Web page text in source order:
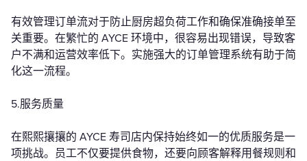
有效管理订单流对于防止厨房超负荷工作和确保准确接单至
关重要。在繁忙的 AYCE 环境中，很容易出现错误，导致客
户不满和运营效率低下。实施强大的订单管理系统有助于简
化这一流程。
5.服务质量
在熙熙攘攘的 AYCE 寿司店内保持始终如一的优质服务是一
项挑战。员工不仅要提供食物，还要向顾客解释用餐规则和